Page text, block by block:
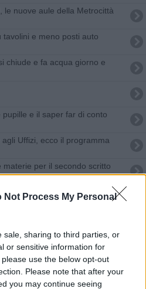
Not Process My Personal
sale, sharing to third parties, or
or sensitive information for
use the below opt-out
Please note that after your
you may continue seeing
le nuove aule della Metrocittà
tavolini e meno posti auto
chiude e fa acqua giorno e
pupille e il saper far di conto
Uffizi, ecco il programma
materie per il secondo scritto
in strada, indagini in corso
la diagnosi precoce
prova fra Platone e